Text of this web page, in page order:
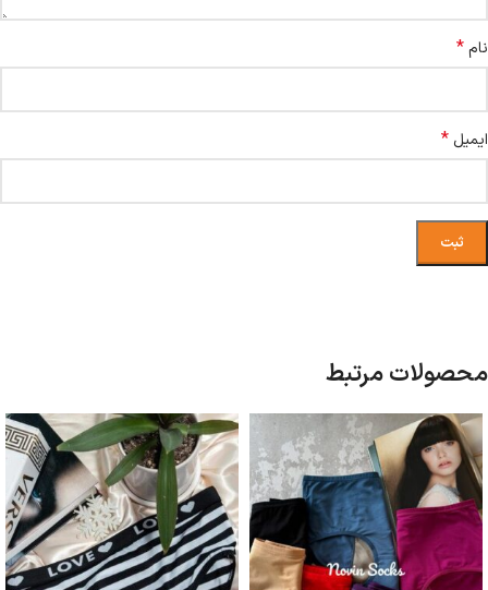
نام*
ایمیل *
محصولات مرتبط